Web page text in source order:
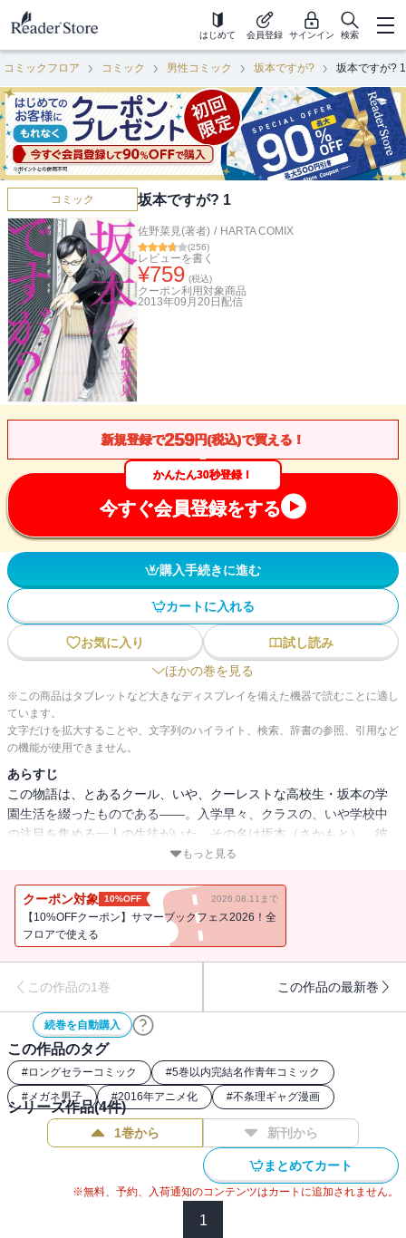
はじめて 会員登録 サインイン 検索
コミックフロア コミック 男性コミック 坂本ですが? 坂本ですが? 1
コミック 坂本ですが? 1
佐野菜見(著者) / HARTA COMIX
(256)
レビューを書く
¥759 (税込)
クーポン利用対象商品
2013年09月20日 配信
新規登録で259円(税込)で買える！
かんたん30秒登録！
今すぐ会員登録をする
購入手続きに進む
カートに入れる
お気に入り
試し読み
ほかの巻を見る
※この商品はタブレットなど大きなディスプレイを備えた機器で読むことに適し
ています。
文字だけを拡大することや、文字列のハイライト、検索、辞書の参照、引用など
の機能が使用できません。
あらすじ
この物語は、とあるクール、いや、クーレストな高校生・坂本の学
園生活を綴ったものである――。入学早々、クラスの、いや学校中
の注目を集める一人の生徒がいた。その名は坂本（さかもと）。彼
にかかれば、ただの反復横跳びは、秘技「レペティションサイドス
へとクラスチェンジする。そんな彼のクールな一挙手一投足から、
目が離せない。漫画誌ハルタで熱い注目を浴びる人気連載がついに
単行本化！ 端整な絵柄で本物の笑いを生み出す新鋭・佐野菜見のデ
もっと見る
クーポン対象 10%OFF 2026.08.11まで
【10%OFFクーポン】サマーブックフェス2026！全
フロアで使える
この作品の1巻 この作品の最新巻
続巻を自動購入
この作品のタグ
#ロングセラーコミック #5巻以内完結名作青年コミック
#メガネ男子 #2016年アニメ化 #不条理ギャグ漫画
シリーズ作品(4件)
1巻から 新刊から
まとめてカート
※無料、予約、入荷通知のコンテンツはカートに追加されません。
1